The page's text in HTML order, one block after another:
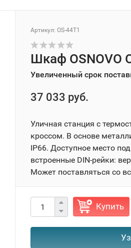
Артикул: OS-44T1
Шкаф OSNOVO
Увеличенный срок
37 033 руб.
Уличная станция с
кроссом. В основе
IP66. Доступное место
встроенные DIN-рейки:
Может поставляться со
Купить